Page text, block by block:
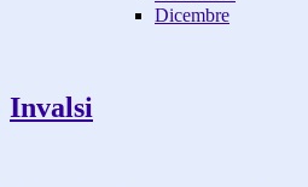
Dicembre
Invalsi